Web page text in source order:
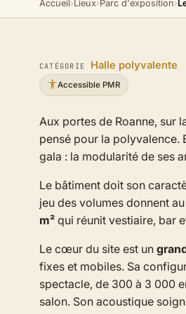
Accueil › Lieux› Parc d'exposition›
CATÉGORIE Halle polyvalente
Accessible PMR
Aux portes de Roanne, sur
pensé pour la polyvalence.
gala : la modularité de ses
Le bâtiment doit son
jeu des volumes donnent
m² qui réunit vestiaire, bar
Le cœur du site est un
fixes et mobiles. Sa
spectacle, de 300 à 3 000
salon. Son acoustique